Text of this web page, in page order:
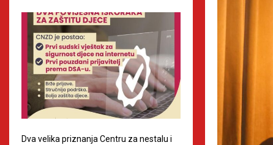
Dva velika priznanja Centru za nestalu i